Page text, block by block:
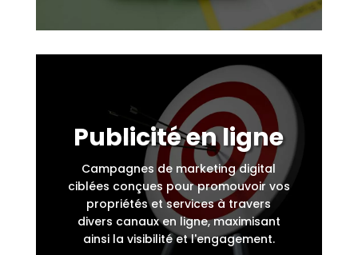
Publicité en ligne
Campagnes de marketing digital
ciblées conçues pour promouvoir vos
propriétés et services à travers
divers canaux en ligne, maximisant
ainsi la visibilité et l'engagement.
Démarrons